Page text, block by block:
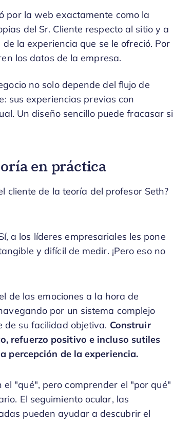
por la web exactamente como la
del Sr. Cliente respecto al sitio y a
la experiencia que se le ofreció. Por
los datos de la empresa.
no solo depende del flujo de
sus experiencias previas con
Un diseño sencillo puede fracasar si
en práctica
cliente de la teoría del profesor Seth?
a los líderes empresariales les pone
y difícil de medir. ¡Pero eso no
de las emociones a la hora de
por un sistema complejo
de su facilidad objetiva. Construir
refuerzo positivo e incluso sutiles
percepción de la experiencia.
"qué", pero comprender el "por qué"
El seguimiento ocular, las
pueden ayudar a descubrir el